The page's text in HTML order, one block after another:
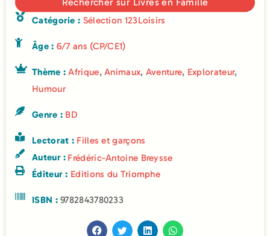
Catégorie : Sélection 123Loisirs
Âge : 6/7 ans (CP/CE1)
Thème :Afrique,Animaux, Aventure, Explorateur,
Humour
Genre : BD
Lectorat : Filles et garçons
Auteur : Frédéric-Antoine Breysse
Éditeur : Editions du Triomphe
ISBN :9782843780233